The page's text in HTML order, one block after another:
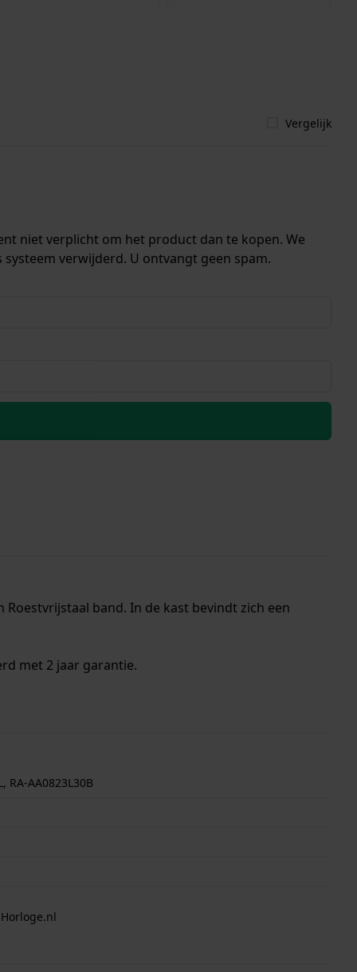
Vergelijk
niet verplicht om het product dan te kopen. We
verwijderd. U ontvangt geen spam.
band. In de kast bevindt zich een
met 2 jaar garantie.
RA-AA0823L30B